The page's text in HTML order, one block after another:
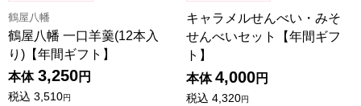
鶴屋八幡
鶴屋八幡 一口羊羹(12本入
り)【年間ギフト】
本体 3,250円
税込 3,510円
キャラメルせんべい・みそ
せんべいセット【年間ギフ
ト】
本体 4,000円
税込 4,320円